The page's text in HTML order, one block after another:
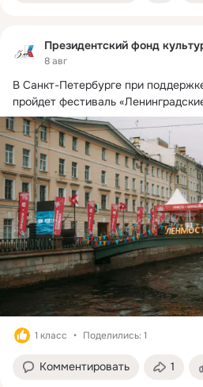
Президентский фонд
8 авг
В Санкт-Петербурге при
пройдет фестиваль
1 класс Поделились: 1
Комментировать 1